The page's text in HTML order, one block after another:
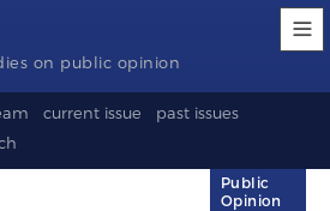
on public opinion
current issue
past issues
Public
Opinion